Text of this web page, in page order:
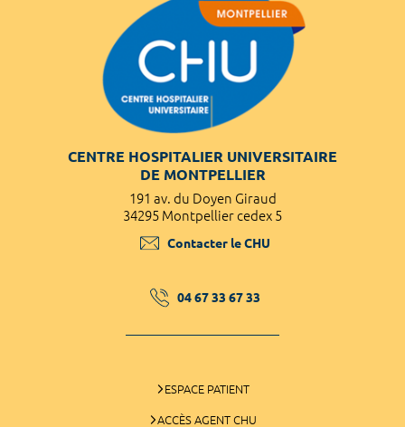
CENTRE HOSPITALIER UNIVERSITAIRE
DE MONTPELLIER
191 av. du Doyen Giraud
34295 Montpellier cedex 5
Contacter le CHU
04 67 33 67 33
ESPACE PATIENT
ACCÈS AGENT CHU